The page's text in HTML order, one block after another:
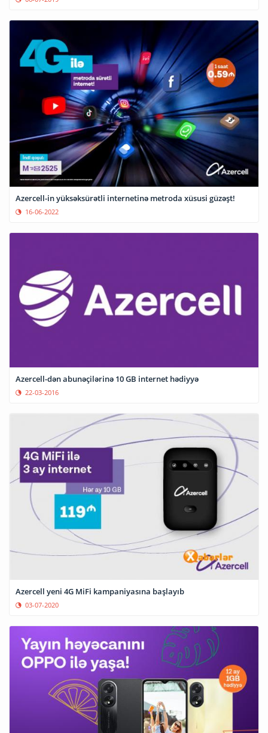
Azercell-in yüksəksürətli internetinə metroda xüsusi güzəşt!
16-06-2022
Azercell-dən abunəçilərinə 10 GB internet hədiyyə
22-03-2016
Azercell yeni 4G MiFi kampaniyasına başlayıb
03-07-2020